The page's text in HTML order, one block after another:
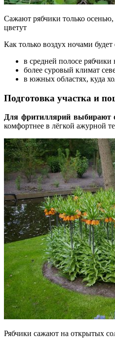
Сажают рябчики только
цветут
Как только воздух ночами
в средней полосе рябчики
более суровый климат
в южных областях, куда
Подготовка участка и
Для фритиллярий выбирают
комфортнее в лёгкой ажурной
Рябчики сажают на открытых